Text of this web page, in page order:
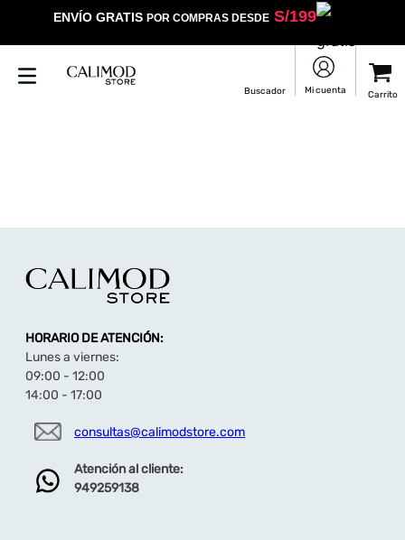
ENVÍO GRATIS POR COMPRAS DESDES/199
HORARIO DE ATENCIÓN:
Lunes a viernes:
09:00 - 12:00
14:00 - 17:00
consultas@calimodstore.com
Atención al cliente:
949259138